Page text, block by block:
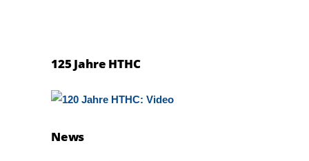
125 Jahre HTHC
News